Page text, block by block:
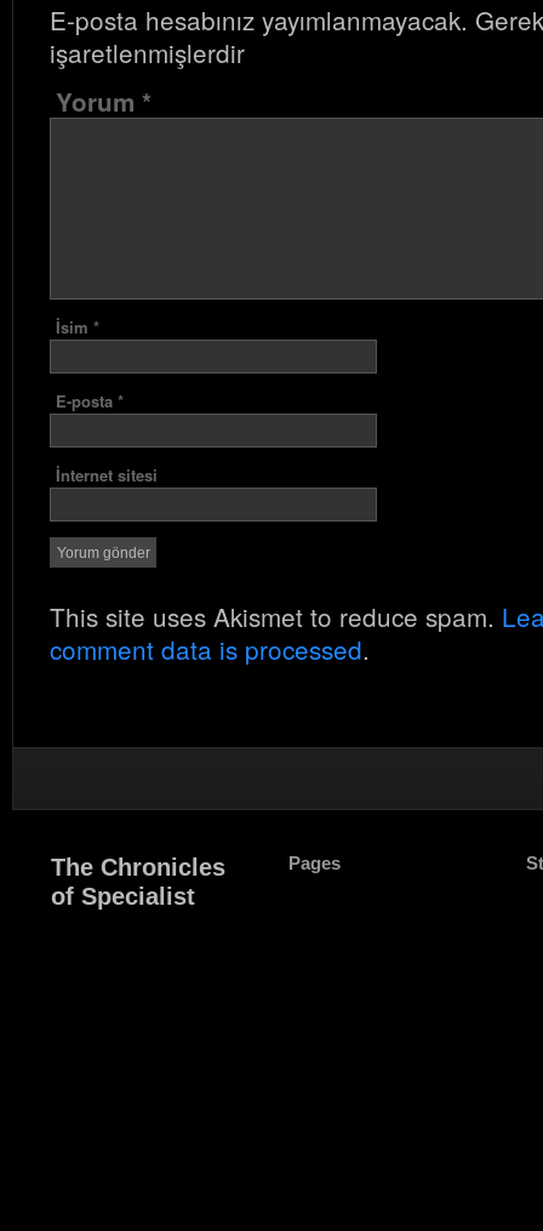
E-posta hesabınız yayımlanmayacak.
işaretlenmişlerdir
Yorum *
İsim *
E-posta *
İnternet sitesi
This site uses Akismet to reduce spam.
comment data is processed.
The Chronicles
of Specialist
Pages